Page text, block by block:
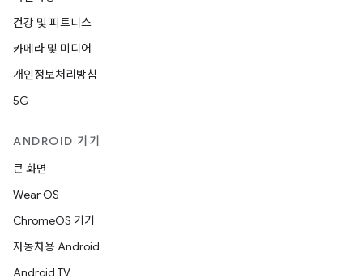
건강 및 피트니스
카메라 및 미디어
개인정보처리방침
5G
ANDROID 기기
큰 화면
Wear OS
ChromeOS 기기
자동차용 Android
Android TV